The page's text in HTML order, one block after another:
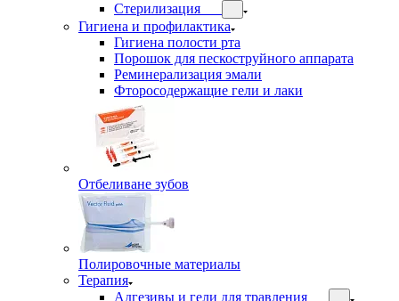
Стерилизация
Гигиена и профилактика
Гигиена полости рта
Порошок для пескоструйного аппарата
Реминерализация эмали
Фторосодержащие гели и лаки
Отбеливане зубов
Полировочные материалы
Терапия
Адгезивы и гели для травления